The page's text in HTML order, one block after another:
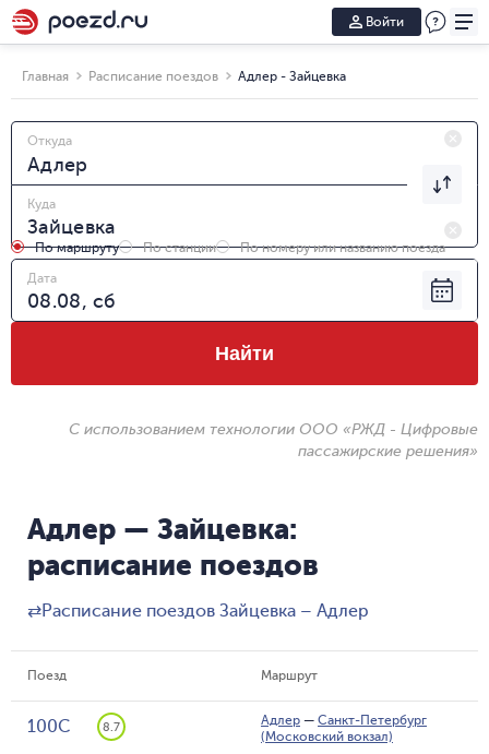
Войти
Главная Расписание поездов Адлер - Зайцевка
Откуда
Куда
По маршруту По станции
По номеру или названию поезда
Дата
Найти
С использованием технологии ООО «РЖД - Цифровые
пассажирские решения»
Адлер — Зайцевка:
расписание поездов
⇄Расписание поездов Зайцевка – Адлер
Поезд Маршрут
100С 8.7 Адлер — Санкт-Петербург
(Московский вокзал)